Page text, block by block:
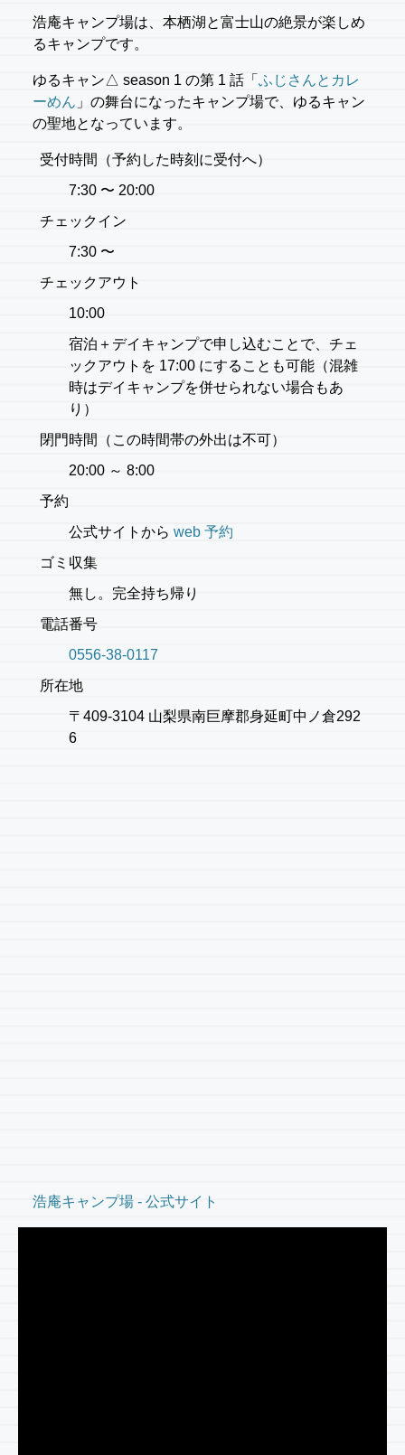
浩庵キャンプ場は、本栖湖と富士山の絶景が楽しめ
るキャンプです。
ゆるキャン△ season 1 の第 1 話「 ふじさんとカレ
ーめん 」の舞台になったキャンプ場で、ゆるキャン
の聖地となっています。
受付時間（予約した時刻に受付へ）
7:30 〜 20:00
チェックイン
7:30 〜
チェックアウト
10:00
宿泊＋デイキャンプで申し込むことで、チェ
ックアウトを 17:00 にすることも可能（混雑
時はデイキャンプを併せられない場合もあ
り）
閉門時間（この時間帯の外出は不可）
20:00 ～ 8:00
予約
公式サイトから web 予約
ゴミ収集
無し。完全持ち帰り
電話番号
0556-38-0117
所在地
〒409-3104 山梨県南巨摩郡身延町中ノ倉292
6
浩庵キャンプ場 - 公式サイト